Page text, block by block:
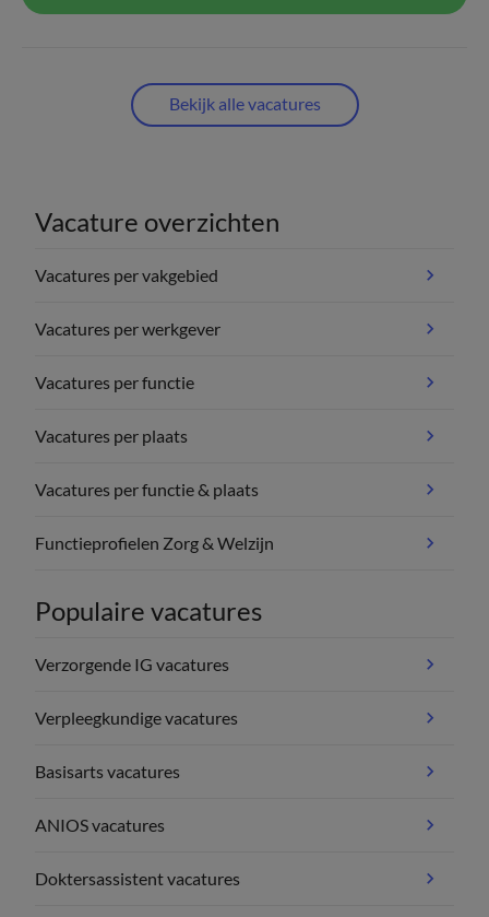
Bekijk alle vacatures
Vacature overzichten
Vacatures per vakgebied
Vacatures per werkgever
Vacatures per functie
Vacatures per plaats
Vacatures per functie & plaats
Functieprofielen Zorg & Welzijn
Populaire vacatures
Verzorgende IG vacatures
Verpleegkundige vacatures
Basisarts vacatures
ANIOS vacatures
Doktersassistent vacatures